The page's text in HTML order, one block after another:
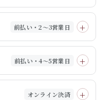
前払い・2～3営業日
前払い・4～5営業日
オンライン決済